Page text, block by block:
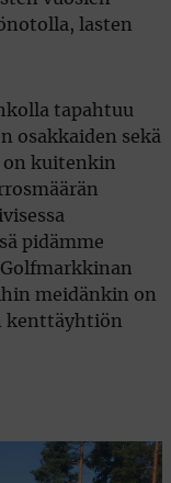
lasten
tapahtuu
osakkaiden sekä
on kuitenkin
pidämme
meidänkin on
kenttäyhtiön